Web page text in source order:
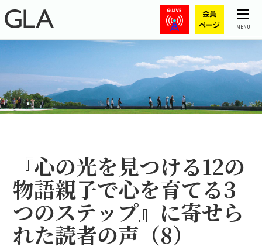
MENU
『心の光を見つける12の
物語――親子で心を育てる3
つのステップ』に寄せら
れた読者の声（8）